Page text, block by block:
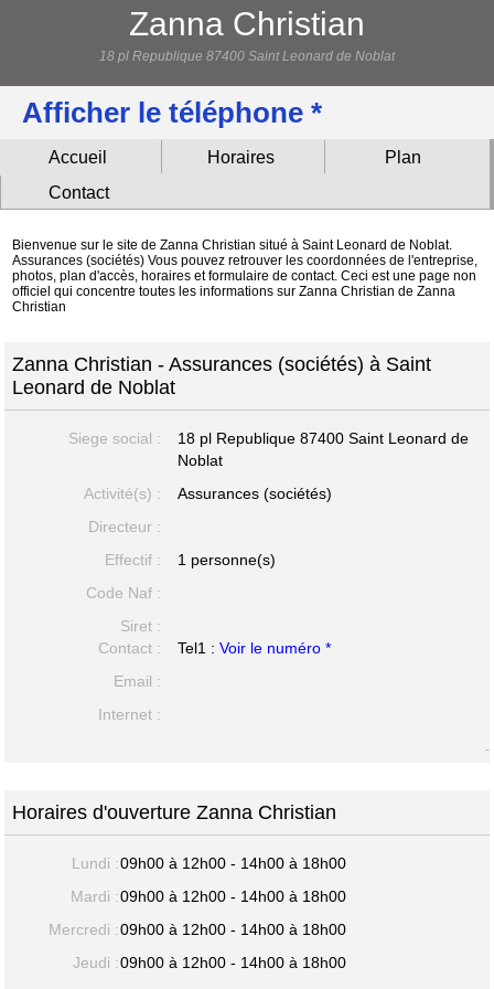
Zanna Christian
18 pl Republique 87400 Saint Leonard de Noblat
Afficher le téléphone *
Accueil Horaires
Plan
Contact
Bienvenue sur le site de Zanna Christian situé à Saint Leonard de Noblat.
Assurances (sociétés) Vous pouvez retrouver les coordonnées de l'entreprise,
photos, plan d'accès, horaires et formulaire de contact. Ceci est une page non
officiel qui concentre toutes les informations sur Zanna Christian de Zanna
Christian
Zanna Christian - Assurances (sociétés) à Saint
Leonard de Noblat
Siege social : 18 pl Republique87400 Saint Leonard de
Noblat
Activité(s) :
Assurances (sociétés)
Directeur :
Effectif :
1 personne(s)
Code Naf :
Siret :
Contact :
Tel1 :Voir le numéro *
Email :
Internet :
-
Horaires d'ouverture Zanna Christian
Lundi :09h00 à 12h00 - 14h00 à 18h00
Mardi :09h00 à 12h00 - 14h00 à 18h00
Mercredi :09h00 à 12h00 - 14h00 à 18h00
Jeudi :09h00 à 12h00 - 14h00 à 18h00